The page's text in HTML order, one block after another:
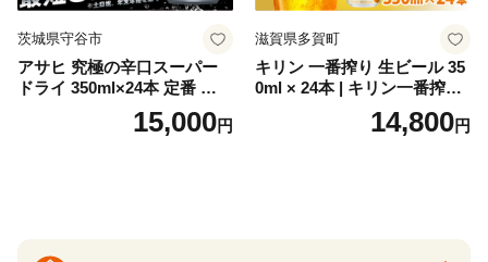
茨城県守谷市
アサヒ 究極の辛口スーパー
ドライ 350ml×24本 定番 ビー
ル 缶ビール 酒 お酒 アルコー
15,000円
滋賀県多賀町
キリン 一番搾り 生ビール 35
0ml × 24本 | キリン一番搾り
キリンビール 一番搾り ビー
ル 24缶 きりんいちばんしぼ
14,800円